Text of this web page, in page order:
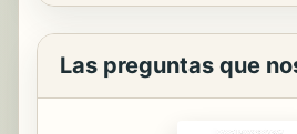
Las preguntas que